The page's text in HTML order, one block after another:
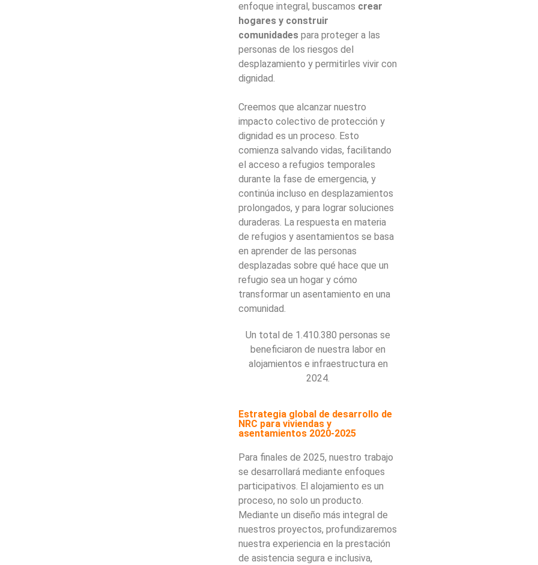
enfoque integral, buscamos crear
hogares y construir
comunidades para proteger a las
personas de los riesgos del
desplazamiento y permitirles vivir con
dignidad.
Creemos que alcanzar nuestro
impacto colectivo de protección y
dignidad es un proceso. Esto
comienza salvando vidas, facilitando
el acceso a refugios temporales
durante la fase de emergencia, y
continúa incluso en desplazamientos
prolongados, y para lograr soluciones
duraderas. La respuesta en materia
de refugios y asentamientos se basa
en aprender de las personas
desplazadas sobre qué hace que un
refugio sea un hogar y cómo
transformar un asentamiento en una
comunidad.
Un total de 1.410.380 personas se
beneficiaron de nuestra labor en
alojamientos e infraestructura en
2024.
Estrategia global de desarrollo de
NRC para viviendas y
asentamientos 2020-2025
Para finales de 2025, nuestro trabajo
se desarrollará mediante enfoques
participativos. El alojamiento es un
proceso, no solo un producto.
Mediante un diseño más integral de
nuestros proyectos, profundizaremos
nuestra experiencia en la prestación
de asistencia segura e inclusiva,